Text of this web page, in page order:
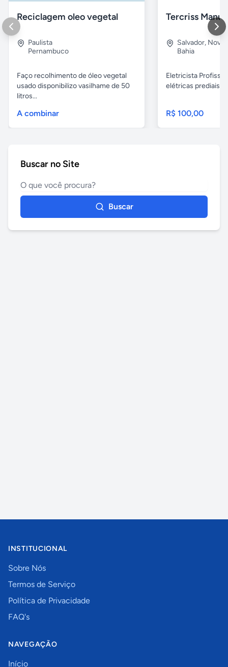
Reciclagem oleo vegetal
Paulista
Pernambuco
Faço recolhimento de óleo vegetal
usado disponibilizo vasilhame de 50
litros...
A combinar
Salvador, Nova
Bahia
Eletricista
elétricas prediais e
R$ 100,00
Buscar no Site
Buscar
INSTITUCIONAL
Sobre Nós
Termos de Serviço
Política de Privacidade
FAQ's
NAVEGAÇÃO
Início